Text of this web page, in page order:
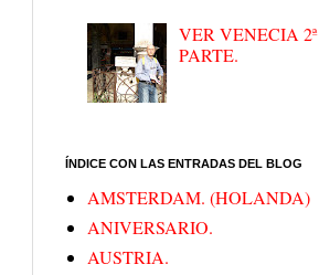
VER VENECIA 2ª
PARTE.
ÍNDICE CON LAS ENTRADAS DEL BLOG
AMSTERDAM. (HOLANDA)
ANIVERSARIO.
AUSTRIA.